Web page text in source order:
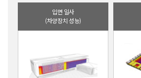
입면 일사
(차양장치 성능)